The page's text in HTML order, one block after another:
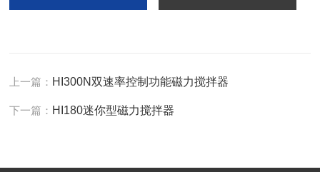
上一篇： HI300N双速率控制功能磁力搅拌器
下一篇： HI180迷你型磁力搅拌器